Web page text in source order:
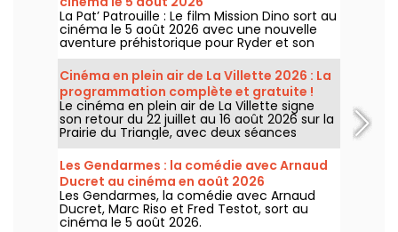
La Pat’ Patrouille : Le film Mission Dino sort au
cinéma le 5 août 2026 avec une nouvelle
aventure préhistorique pour Ryder et son
équipe.
Cinéma en plein air de La Villette 2026 : La
programmation complète et gratuite !
Le cinéma en plein air de La Villette signe
son retour du 22 juillet au 16 août 2026 sur la
Prairie du Triangle, avec deux séances
gratuites par jour, à 18h et 21h. Pour cette
35e édition, le festival met à l’honneur le
thème “L’appel de la forêt”. Découvrez la
programmation complète et gratuite !
Les Gendarmes : la comédie avec Arnaud
Ducret au cinéma en août 2026
Les Gendarmes, la comédie avec Arnaud
Ducret, Marc Riso et Fred Testot, sort au
cinéma le 5 août 2026.